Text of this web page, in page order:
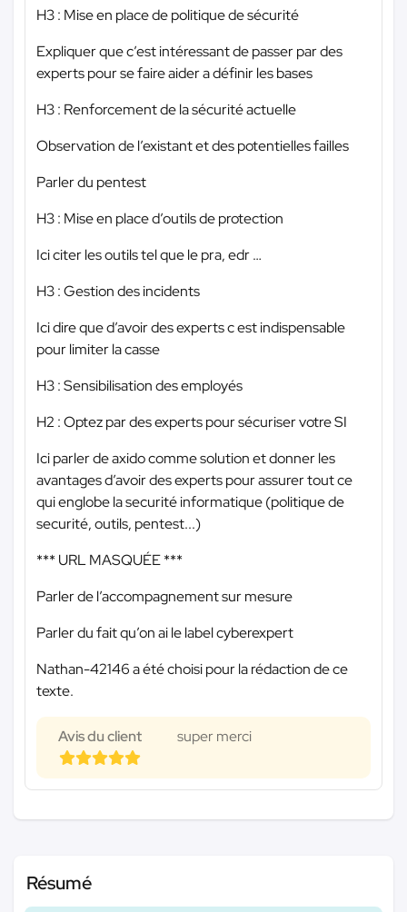
H3 : Mise en place de politique de sécurité
Expliquer que c’est intéressant de passer par des
experts pour se faire aider a définir les bases
H3 : Renforcement de la sécurité actuelle
Observation de l’existant et des potentielles failles
Parler du pentest
H3 : Mise en place d’outils de protection
Ici citer les outils tel que le pra, edr …
H3 : Gestion des incidents
Ici dire que d’avoir des experts c est indispensable
pour limiter la casse
H3 : Sensibilisation des employés
H2 : Optez par des experts pour sécuriser votre SI
Ici parler de axido comme solution et donner les
avantages d’avoir des experts pour assurer tout ce
qui englobe la securité informatique (politique de
securité, outils, pentest...)
*** URL MASQUÉE ***
Parler de l’accompagnement sur mesure
Parler du fait qu’on ai le label cyberexpert
Nathan-42146 a été choisi pour la rédaction de ce
texte.
Avis du client super merci
Résumé